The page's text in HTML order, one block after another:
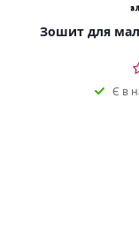
Зошит для
Є в